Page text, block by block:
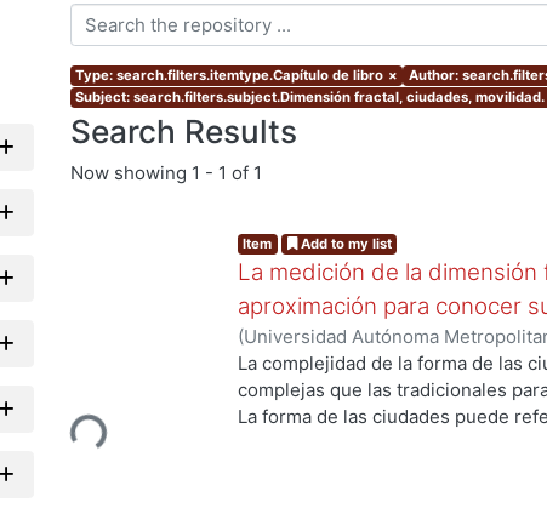
Type: search.filters.itemtype.Capítulo de libro × Author:
Subject: search.filters.subject.Dimensión fractal, ciudades,
Search Results
Now showing 1 - 1 of 1
Loading...
Item Add to my list
La medición de la
aproximación para conocer
(Universidad Autónoma
Ciencias y Artes para el Diseño.,
Héctor;Arriaga Carbajal, Jair;
La complejidad de la forma de las
complejas que las tradicionales
La forma de las ciudades puede